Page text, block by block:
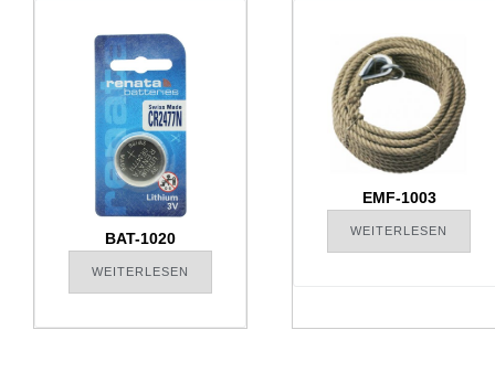
BAT-1020
WEITERLESEN
EMF-1003
WEITERLESEN